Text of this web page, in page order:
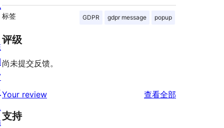
标签 GDPR gdpr message popup
评级
尚未提交反馈。
Your review 查看全部
支持